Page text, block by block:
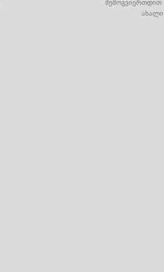
შემოგვიერთდით
ახალი